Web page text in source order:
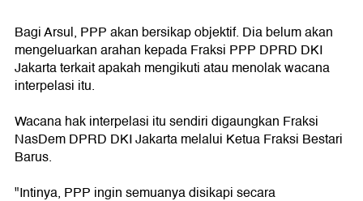
Bagi Arsul, PPP akan bersikap objektif. Dia belum akan
mengeluarkan arahan kepada Fraksi PPP DPRD DKI
Jakarta terkait apakah mengikuti atau menolak wacana
interpelasi itu.
Wacana hak interpelasi itu sendiri digaungkan Fraksi
NasDem DPRD DKI Jakarta melalui Ketua Fraksi Bestari
Barus.
"Intinya, PPP ingin semuanya disikapi secara